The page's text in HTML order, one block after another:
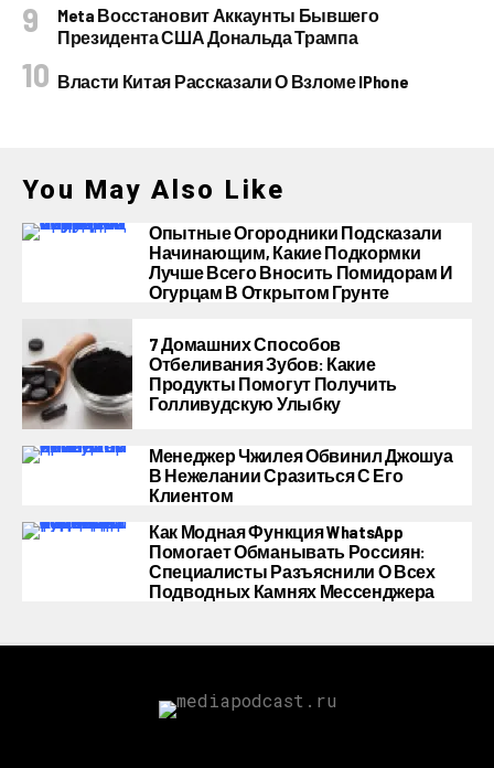
Meta Восстановит Аккаунты Бывшего
Президента США Дональда Трампа
Власти Китая Рассказали О Взломе IPhone
You May Also Like
Опытные Огородники Подсказали
Начинающим, Какие Подкормки
Лучше Всего Вносить Помидорам И
Огурцам В Открытом Грунте
7 Домашних Способов
Отбеливания Зубов: Какие
Продукты Помогут Получить
Голливудскую Улыбку
Менеджер Чжилея Обвинил Джошуа
В Нежелании Сразиться С Его
Клиентом
Как Модная Функция WhatsApp
Помогает Обманывать Россиян:
Специалисты Разъяснили О Всех
Подводных Камнях Мессенджера